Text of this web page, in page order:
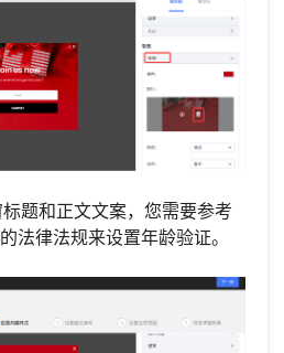
题和正文文案，您需要参考
法律法规来设置年龄验证。